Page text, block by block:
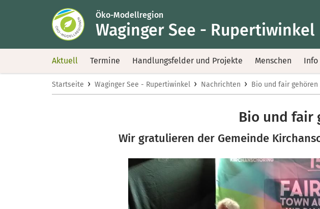
Öko-Modellregion
Waginger See - Rupertiwinkel
Aktuell Termine Handlungsfelder und Projekte Menschen Info
Startseite › Waginger See - Rupertiwinkel › Nachrichten › Bio und fair gehören
Bio und fair
Wir gratulieren der Gemeinde